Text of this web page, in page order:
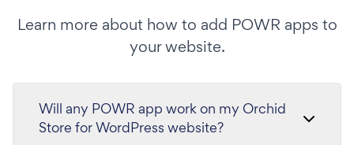
Learn more about how to add POWR apps to
your website.
Will any POWR app work on my Orchid
Store for WordPress website?